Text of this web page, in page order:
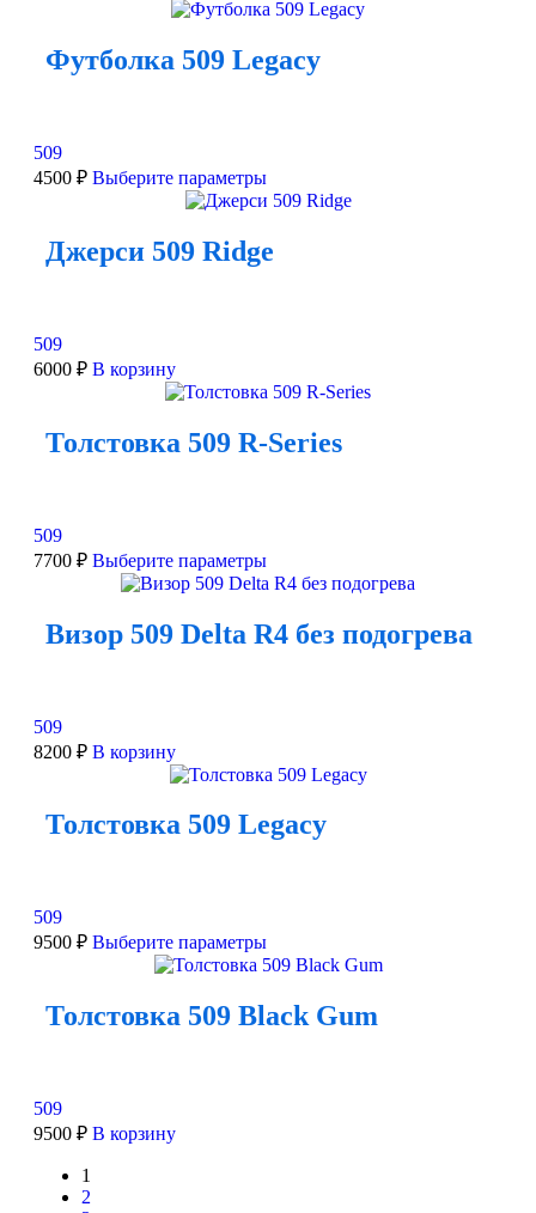
Футболка 509 Legacy
509
4500 ₽ Выберите параметры
Джерси 509 Ridge
509
6000 ₽ В корзину
Толстовка 509 R-Series
509
7700 ₽ Выберите параметры
Визор 509 Delta R4 без подогрева
509
8200 ₽ В корзину
Толстовка 509 Legacy
509
9500 ₽ Выберите параметры
Толстовка 509 Black Gum
509
9500 ₽ В корзину
1
2